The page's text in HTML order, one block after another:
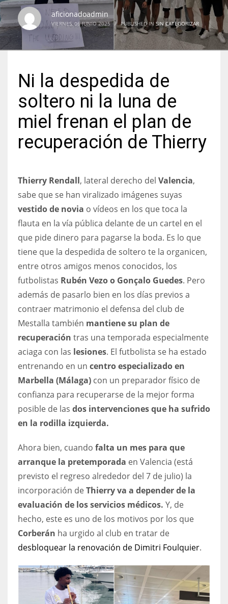
ATL
24
IND
34
MIN
6
PIT
NE
16
OAK
19
NYG
24
MIA
17
aficionadoadmin
VIERNES, 06 JUNIO 2025 / PUBLISHED IN SIN CATEGORIZAR
Ni la despedida de
soltero ni la luna de
miel frenan el plan de
recuperación de Thierry
Thierry Rendall, lateral derecho del Valencia,
sabe que se han viralizado imágenes suyas
vestido de novia o vídeos en los que toca la
flauta en la vía pública delante de un cartel en el
que pide dinero para pagarse la boda. Es lo que
tiene que la despedida de soltero te la organicen,
entre otros amigos menos conocidos, los
futbolistas Rubén Vezo o Gonçalo Guedes. Pero
además de pasarlo bien en los días previos a
contraer matrimonio el defensa del club de
Mestalla también mantiene su plan de
recuperación tras una temporada especialmente
aciaga con las lesiones. El futbolista se ha estado
entrenando en un centro especializado en
Marbella (Málaga) con un preparador físico de
confianza para recuperarse de la mejor forma
posible de las dos intervenciones que ha sufrido
en la rodilla izquierda.
Ahora bien, cuando falta un mes para que
arranque la pretemporada en Valencia (está
previsto el regreso alrededor del 7 de julio) la
incorporación deThierry va a depender de la
evaluación de los servicios médicos. Y, de
hecho, este es uno de los motivos por los que
Corberán ha urgido al club en tratar de
desbloquear la renovación de Dimitri Foulquier.